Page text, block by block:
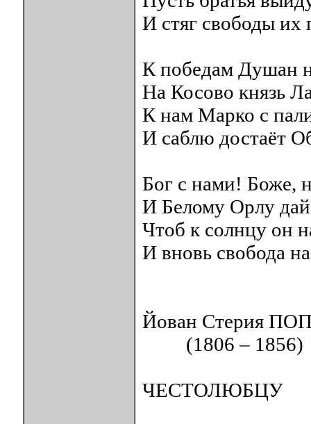
И стяг свободы их
К победам Душан
На Косово князь
К нам Марко с
И саблю достаёт
Бог с нами! Боже,
И Белому Орлу
Чтоб к солнцу он
И вновь свобода
Йован Стерия
(1806 – 1856)
ЧЕСТОЛЮБЦУ